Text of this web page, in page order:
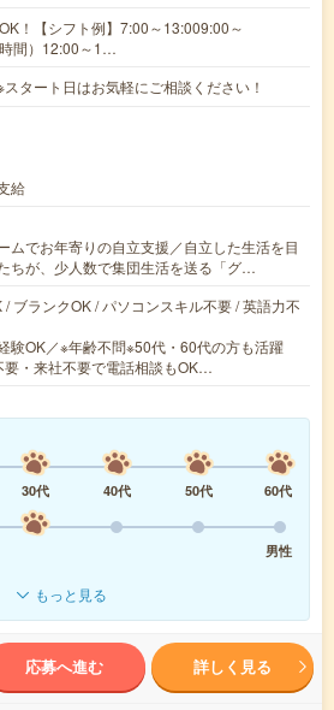
！【シフト例】7:00～13:009:00～
間）12:00～1…
タート日はお気軽にご相談ください！
給
ムでお年寄りの自立支援／自立した生活を目
ちが、少人数で集団生活を送る「グ…
/ ブランクOK / パソコンスキル不要 / 英語力不
験OK／※年齢不問※50代・60代の方も活躍
要・来社不要で電話相談もOK…
30代 40代 50代
60代
男性
もっと見る
応募へ進む 詳しく見る